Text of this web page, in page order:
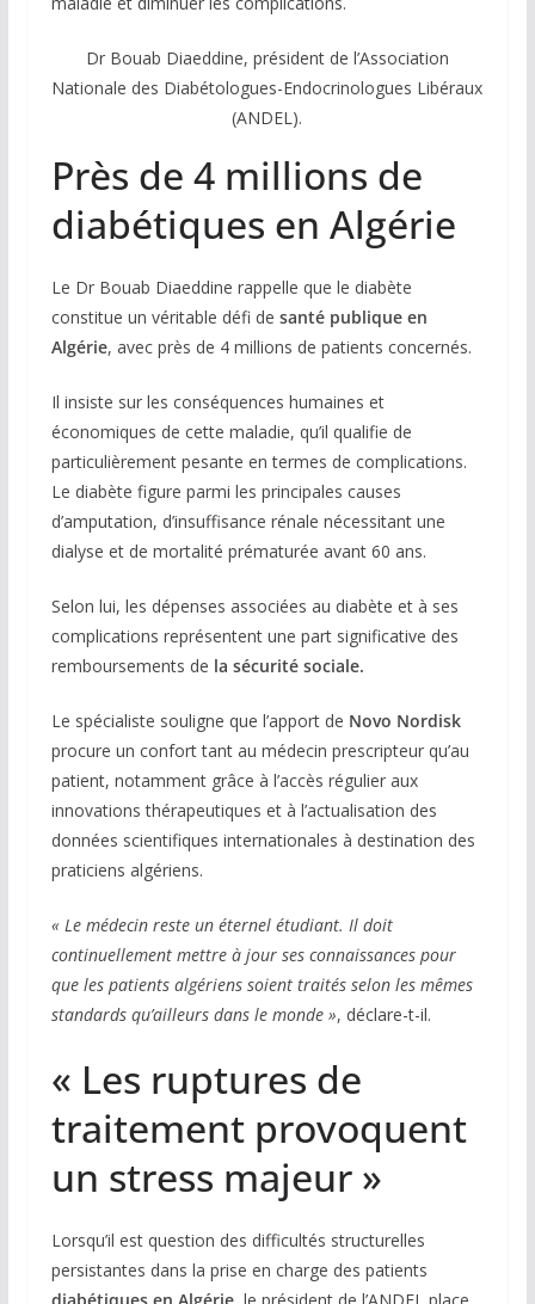
Dr Bouab Diaeddine, président de l’Association
Nationale des Diabétologues-Endocrinologues Libéraux
(ANDEL).
Près de 4 millions de
diabétiques en Algérie
Le Dr Bouab Diaeddine rappelle que le diabète
constitue un véritable défi de santé publique en
Algérie, avec près de 4 millions de patients concernés.
Il insiste sur les conséquences humaines et
économiques de cette maladie, qu’il qualifie de
particulièrement pesante en termes de complications.
Le diabète figure parmi les principales causes
d’amputation, d’insuffisance rénale nécessitant une
dialyse et de mortalité prématurée avant 60 ans.
Selon lui, les dépenses associées au diabète et à ses
complications représentent une part significative des
remboursements de la sécurité sociale.
Le spécialiste souligne que l’apport de Novo Nordisk
procure un confort tant au médecin prescripteur qu’au
patient, notamment grâce à l’accès régulier aux
innovations thérapeutiques et à l’actualisation des
données scientifiques internationales à destination des
praticiens algériens.
« Le médecin reste un éternel étudiant. Il doit
continuellement mettre à jour ses connaissances pour
que les patients algériens soient traités selon les mêmes
standards qu’ailleurs dans le monde », déclare-t-il.
« Les ruptures de
traitement provoquent
un stress majeur »
Lorsqu’il est question des difficultés structurelles
persistantes dans la prise en charge des patients